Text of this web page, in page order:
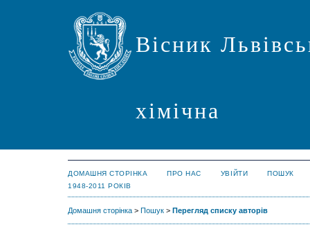
Вісник
хімічна
ДОМАШНЯ СТОРІНКА ПРО НАС УВІЙТИ
ПОШУК
1948-2011 РОКІВ
Домашня сторінка > Пошук > Перегляд списку авторів